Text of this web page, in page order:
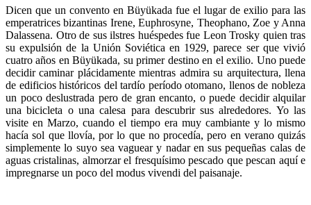
Dicen que un convento en Büyükada fue el lugar de exilio para las
emperatrices bizantinas Irene, Euphrosyne, Theophano, Zoe y Anna
Dalassena. Otro de sus ilstres huéspedes fue Leon Trosky quien tras
su expulsión de la Unión Soviética en 1929, parece ser que vivió
cuatro años en Büyükada, su primer destino en el exilio. Uno puede
decidir caminar plácidamente mientras admira su arquitectura, llena
de edificios históricos del tardío período otomano, llenos de nobleza
un poco deslustrada pero de gran encanto, o puede decidir alquilar
una bicicleta o una calesa para descubrir sus alrededores. Yo las
visite en Marzo, cuando el tiempo era muy cambiante y lo mismo
hacía sol que llovía, por lo que no procedía, pero en verano quizás
simplemente lo suyo sea vaguear y nadar en sus pequeñas calas de
aguas cristalinas, almorzar el fresquísimo pescado que pescan aquí e
impregnarse un poco del modus vivendi del paisanaje.